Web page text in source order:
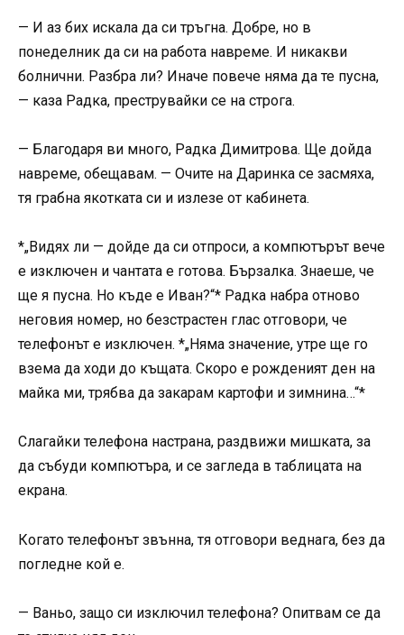
— И аз бих искала да си тръгна. Добре, но в
понеделник да си на работа навреме. И никакви
болнични. Разбра ли? Иначе повече няма да те пусна,
— каза Радка, преструвайки се на строга.
— Благодаря ви много, Радка Димитрова. Ще дойда
навреме, обещавам. — Очите на Даринка се засмяха,
тя грабна якотката си и излезе от кабинета.
*„Видях ли — дойде да си отпроси, а компютърът вече
е изключен и чантата е готова. Бързалка. Знаеше, че
ще я пусна. Но къде е Иван?“* Радка набра отново
неговия номер, но безстрастен глас отговори, че
телефонът е изключен. *„Няма значение, утре ще го
взема да ходи до къщата. Скоро е рожденият ден на
майка ми, трябва да закарам картофи и зимнина…“*
Слагайки телефона настрана, раздвижи мишката, за
да събуди компютъра, и се загледа в таблицата на
екрана.
Когато телефонът звънна, тя отговори веднага, без да
погледне кой е.
— Ваньо, защо си изключил телефона? Опитвам се да